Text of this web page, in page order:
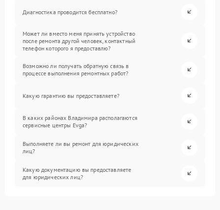
Диагностика проводится бесплатно?
Может ли вместо меня принять устройство
после ремонта другой человек, контактный
телефон которого я предоставлю?
Возможно ли получать обратную связь в
процессе выполнения ремонтных работ?
Какую гарантию вы предоставляете?
В каких районах Владимира располагаются
сервисные центры Evga?
Выполняете ли вы ремонт для юридических
лиц?
Какую документацию вы предоставляете
для юридических лиц?